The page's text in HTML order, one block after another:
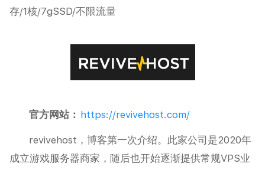
存/1核/7gSSD/不限流量
官方网站： https://revivehost.com/
revivehost，博客第一次介绍。此家公司是2020年
成立游戏服务器商家，随后也开始逐渐提供常规VPS业